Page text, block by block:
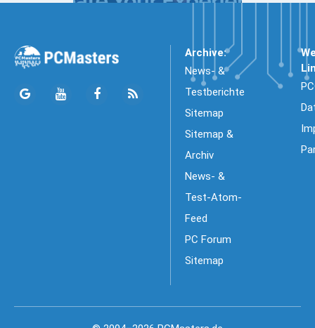
Archive:
News- &
Testberichte
Sitemap
Sitemap &
Archiv
News- &
Test-Atom-
Feed
PC Forum
Sitemap